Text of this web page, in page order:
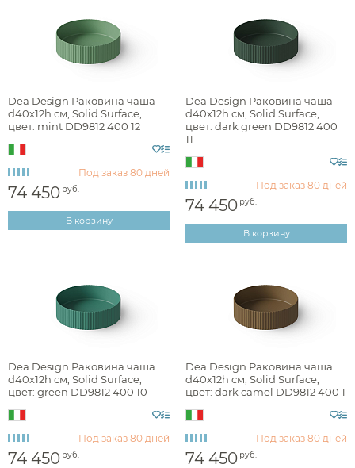
Сравнение Избранное Вход
Сушилки для рук
Фены и держатели
Диспенсеры ватных дисков
Переключатели потоков для душа
Душевые форсунки
Dea Design Раковина чаша
d40x12h см, Solid Surface,
цвет: mint DD9812 400 12
Под заказ 80 дней
74 450 руб.
В корзину
Dea Design Раковина чаша
d40x12h см, Solid Surface,
цвет: dark green DD9812 400
11
Под заказ 80 дней
74 450 руб.
В корзину
Dea Design Раковина чаша
d40x12h см, Solid Surface,
цвет: green DD9812 400 10
Под заказ 80 дней
74 450 руб.
Dea Design Раковина чаша
d40x12h см, Solid Surface,
цвет: dark camel DD9812 400 1
Под заказ 80 дней
74 450 руб.